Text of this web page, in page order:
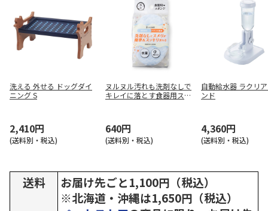
洗える 外せる ドッグダイ
ニング S
2,410円
(送料別・税込)
ヌルヌル汚れも洗剤なしで
キレイに落とす食器用スポ
640円
(送料別・税込)
自動給水器 ラクリ
ンド
4,360円
(送料別・税込)
送料
お届け先ごと1,100円（税込）
※北海道・沖縄は1,650円（税込）